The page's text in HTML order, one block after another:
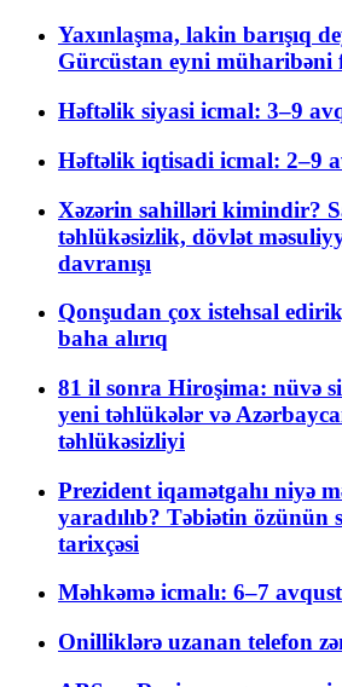
Yaxınlaşma, lakin barışıq
Gürcüstan eyni
Həftəlik siyasi icmal: 3–9
Həftəlik iqtisadi icmal: 2–9
Xəzərin sahilləri kimindir?
təhlükəsizlik, dövlət
davranışı
Qonşudan çox istehsal
baha alırıq
81 il sonra Hiroşima: nüvə
yeni təhlükələr və
təhlükəsizliyi
Prezident iqamətgahı niyə
yaradılıb? Təbiətin özünün
tarixçəsi
Məhkəmə icmalı: 6–7
Onilliklərə uzanan telefon